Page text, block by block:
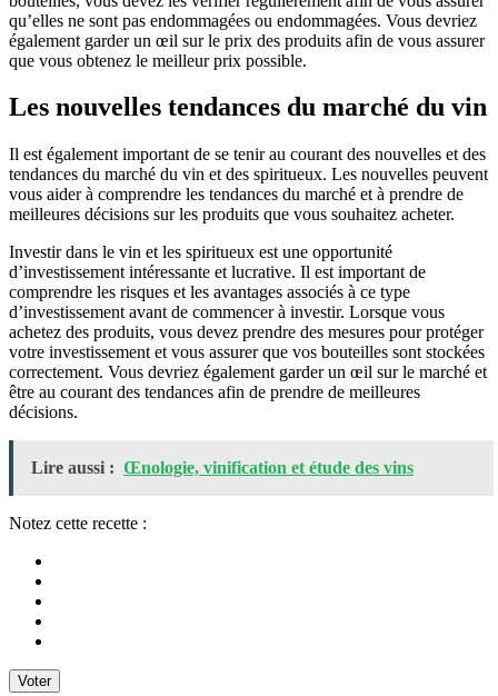
qu’elles ne sont pas endommagées ou endommagées. Vous devriez
également garder un œil sur le prix des produits afin de vous assurer
que vous obtenez le meilleur prix possible.
Les nouvelles tendances du marché du vin
Il est également important de se tenir au courant des nouvelles et des
tendances du marché du vin et des spiritueux. Les nouvelles peuvent
vous aider à comprendre les tendances du marché et à prendre de
meilleures décisions sur les produits que vous souhaitez acheter.
Investir dans le vin et les spiritueux est une opportunité
d’investissement intéressante et lucrative. Il est important de
comprendre les risques et les avantages associés à ce type
d’investissement avant de commencer à investir. Lorsque vous
achetez des produits, vous devez prendre des mesures pour protéger
votre investissement et vous assurer que vos bouteilles sont stockées
correctement. Vous devriez également garder un œil sur le marché et
être au courant des tendances afin de prendre de meilleures
décisions.
Lire aussi : Œnologie, vinification et étude des vins
Notez cette recette :
Voter